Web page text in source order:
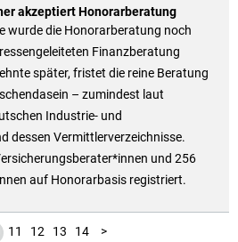
akzeptiert Honorarberatung
wurde die Honorarberatung noch
Finanzberatung
später, fristet die reine Beratung
– zumindest laut
Industrie- und
dessen Vermittlerverzeichnisse.
und 256
auf Honorarbasis registriert.
11 12 13 14 >